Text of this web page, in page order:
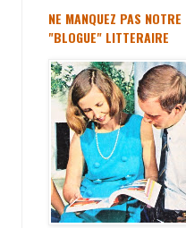
NE MANQUEZ PAS NOTRE
"BLOGUE" LITTERAIRE